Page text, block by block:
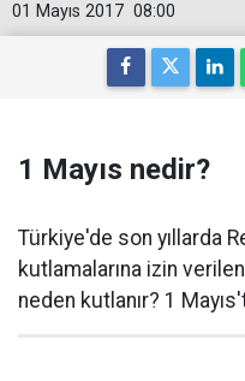
08:00
01 Mayıs 2017
1 Mayıs nedir?
Türkiye'de son yıllarda
kutlamalarına izin
neden kutlanır? 1